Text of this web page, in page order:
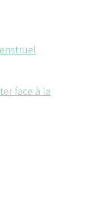
face à la